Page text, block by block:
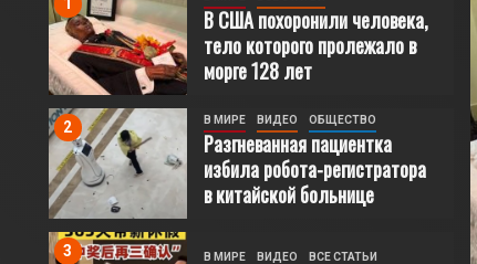
В США похоронили человека,
тело которого пролежало в
морге 128 лет
2 В МИРЕ ВИДЕО ОБЩЕСТВО
Разгневанная пациентка
избила робота-регистратора
в китайской больнице
3 В МИРЕ ВИДЕО ВСЕ СТАТЬИ